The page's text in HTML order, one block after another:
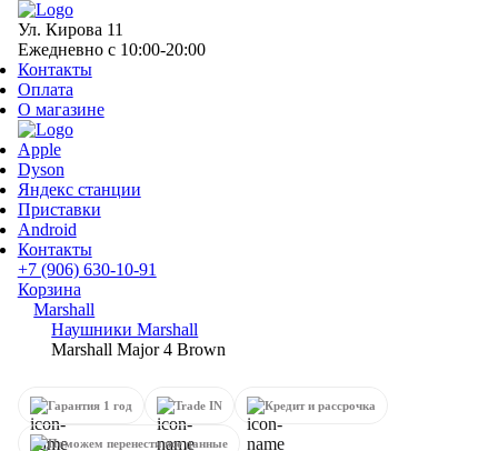
Ул. Кирова 11
Ежедневно с 10:00-20:00
Контакты
Оплата
О магазине
Apple
Dyson
Яндекс станции
Приставки
Android
Контакты
+7 (906) 630-10-91
Корзина
Marshall
Наушники Marshall
Marshall Major 4 Brown
Гарантия 1 год Trade IN Кредит и рассрочка
Поможем перенести все данные